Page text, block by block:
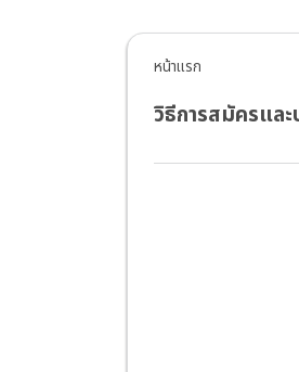
หน้าแรก
วิธีการสมัครแล